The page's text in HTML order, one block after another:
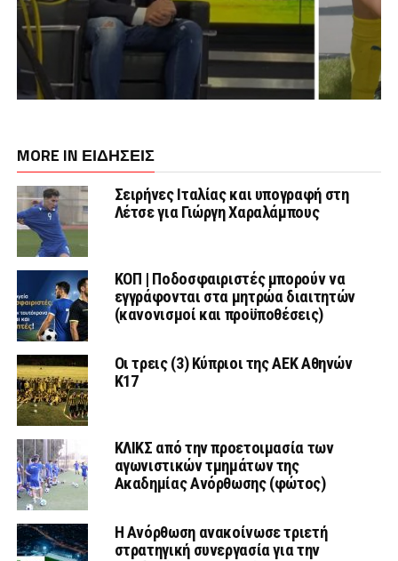
MORE IN ΕΙΔΗΣΕΙΣ
Σειρήνες Ιταλίας και υπογραφή στη
Λέτσε για Γιώργη Χαραλάμπους
ΚΟΠ | Ποδοσφαιριστές μπορούν να
εγγράφονται στα μητρώα διαιτητών
(κανονισμοί και προϋποθέσεις)
Οι τρεις (3) Κύπριοι της ΑΕΚ Αθηνών
Κ17
ΚΛΙΚΣ από την προετοιμασία των
αγωνιστικών τμημάτων της
Ακαδημίας Ανόρθωσης (φώτος)
Η Ανόρθωση ανακοίνωσε τριετή
στρατηγική συνεργασία για την